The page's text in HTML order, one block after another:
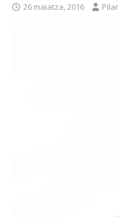
26 maiatza, 2016 Pilar